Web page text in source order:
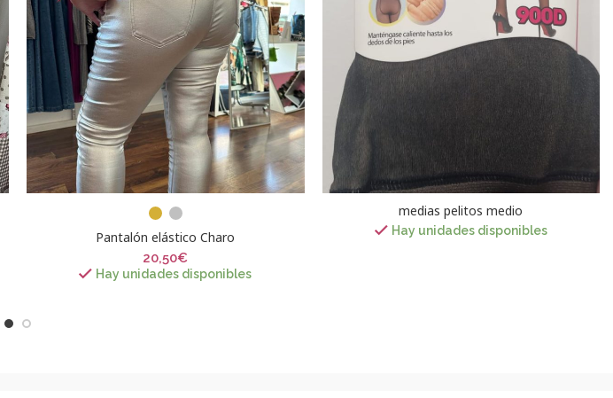
Pantalón elástico Charo
20,50€
Hay unidades disponibles
medias pelitos medio
Hay unidades disponibles